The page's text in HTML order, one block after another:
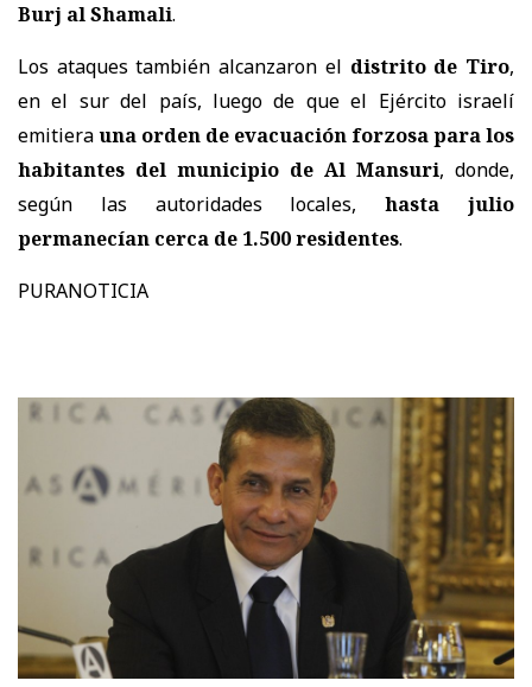
Burj al Shamali.
Los ataques también alcanzaron el distrito de Tiro,
en el sur del país, luego de que el Ejército israelí
emitierauna orden de evacuación forzosa para los
habitantes del municipio de Al Mansuri, donde,
según las autoridades locales,hasta julio
permanecían cerca de 1.500 residentes.
PURANOTICIA